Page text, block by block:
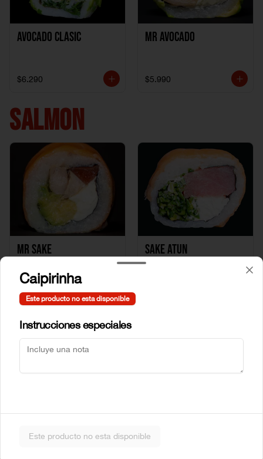
Avocado clasic
$6.290
Mr Avocado
$5.990
SALMON
Mr Sake
$5.990
Sake Atun
Caipirinha
Este producto no esta disponible
Instrucciones especiales
Este producto no esta disponible